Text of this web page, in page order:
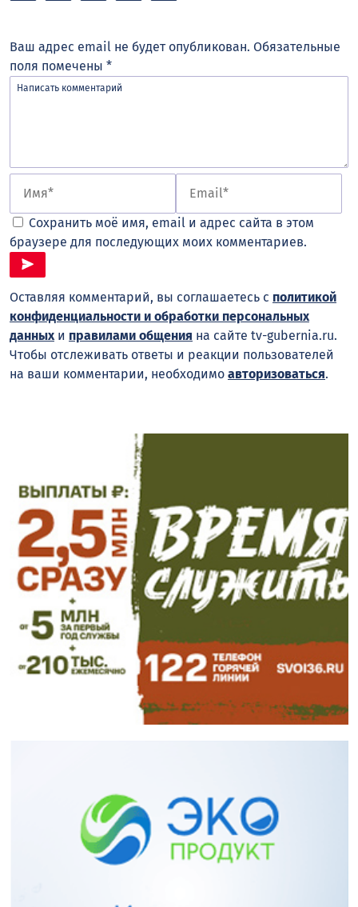
Ваш адрес email не будет опубликован. Обязательные
поля помечены *
Сохранить моё имя, email и адрес сайта в этом
браузере для последующих моих комментариев.
Оставляя комментарий, вы соглашаетесь с политикой
конфиденциальности и обработки персональных
данных и правилами общения на сайте tv-gubernia.ru.
Чтобы отслеживать ответы и реакции пользователей
на ваши комментарии, необходимо авторизоваться.